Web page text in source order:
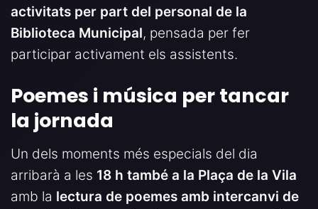
activitats per part del personal de la
Biblioteca Municipal, pensada per fer
participar activament els assistents.
Poemes i música per tancar
la jornada
Un dels moments més especials del dia
arribarà a les 18 h també a la Plaça de la Vila
amb la lectura de poemes amb intercanvi de